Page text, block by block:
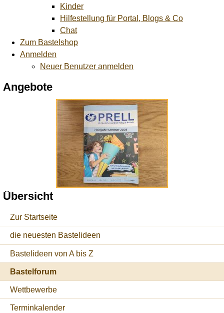
Kinder
Hilfestellung für Portal, Blogs & Co
Chat
Zum Bastelshop
Anmelden
Neuer Benutzer anmelden
Angebote
Übersicht
Zur Startseite
die neuesten Bastelideen
Bastelideen von A bis Z
Bastelforum
Wettbewerbe
Terminkalender